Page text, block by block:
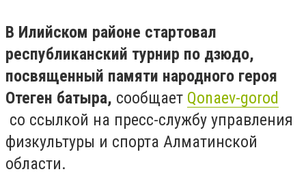
В Илийском районе стартовал
республиканский турнир по дзюдо,
посвященный памяти народного героя
Отеген батыра, сообщает Qonaev-gorod
со ссылкой на пресс-службу управления
физкультуры и спорта Алматинской
области.